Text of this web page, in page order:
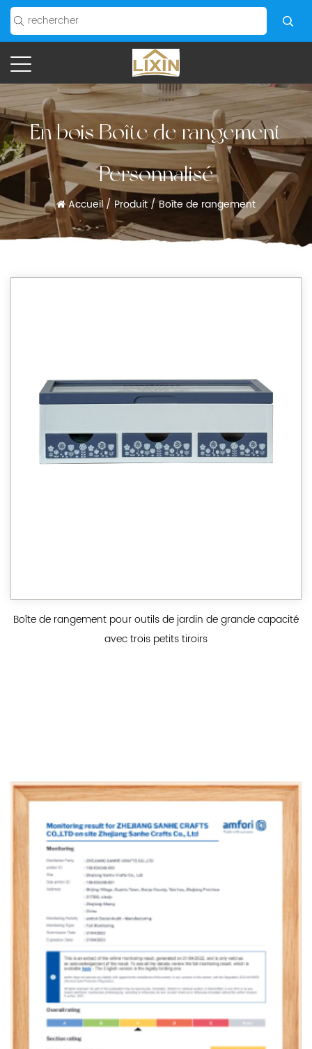
En bois Boîte de rangement
Personnalisé
Accueil/ Produit / Boîte de rangement
Boîte de rangement pour outils de jardin de grande capacité
avec trois petits tiroirs